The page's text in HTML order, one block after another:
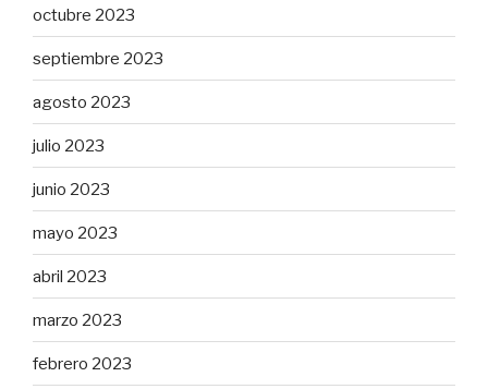
octubre 2023
septiembre 2023
agosto 2023
julio 2023
junio 2023
mayo 2023
abril 2023
marzo 2023
febrero 2023